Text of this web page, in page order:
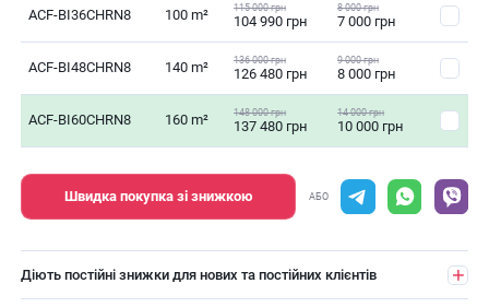
ACF-BI36CHRN8 100 m² 115 000 грн
104 990 грн
8 000 грн
7 000 грн
ACF-BI48CHRN8 140 m² 136 000 грн
126 480 грн
9 000 грн
8 000 грн
ACF-BI60CHRN8 160 m² 148 000 грн
137 480 грн
14 000 грн
10 000 грн
Швидка покупка зі знижкою АБО
Діють постійні знижки для нових та постійних клієнтів